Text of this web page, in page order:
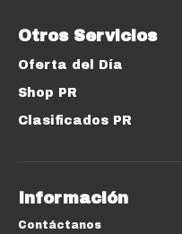
Otros Servicios
Oferta del Día
Shop PR
Clasificados PR
Información
Contáctanos